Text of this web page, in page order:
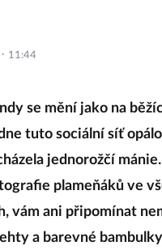
· 11:44
se mění jako na
tuto sociální síť
jednorožčí
plameňáků ve
vám ani připomínat
a barevné